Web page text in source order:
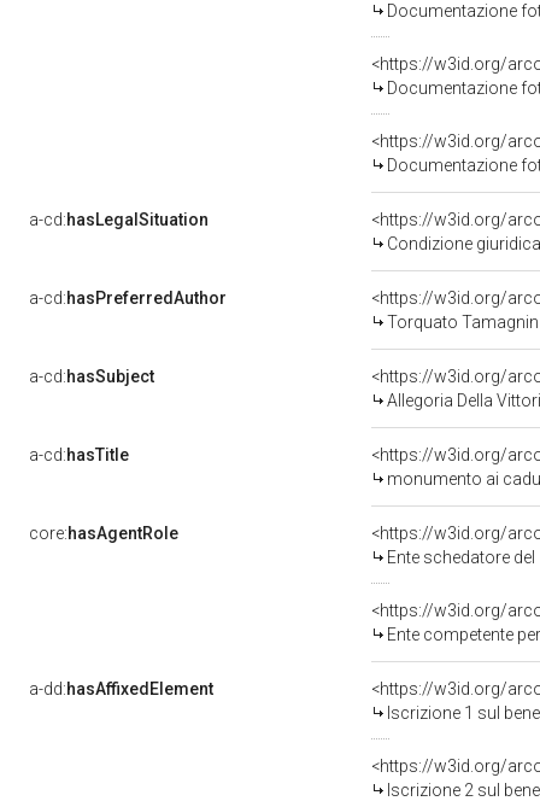
Documentazione
Documentazione
Documentazione
a-cd:hasLegalSituation
Condizione
a-cd:hasPreferredAuthor
<https://w3id.org/
Torquato
a-cd:hasSubject
<https://w3id.org/
Allegoria Della
a-cd:hasTitle
<https://w3id.org/
monumento ai
core:hasAgentRole
<https://w3id.org/
Ente schedatore
<https://w3id.org/
Ente competente
a-dd:hasAffixedElement
<https://w3id.org/
Iscrizione 1 sul
<https://w3id.org/
Iscrizione 2 sul